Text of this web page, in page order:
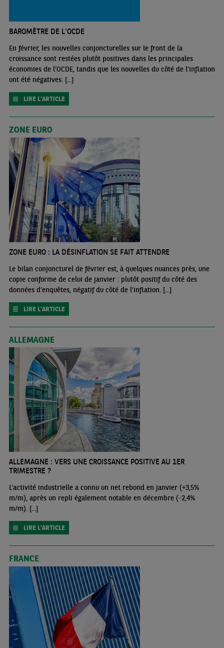
BAROMÈTRE DE L'OCDE
En février, les nouvelles conjoncturelles sur le front de la
croissance sont restées plutôt positives dans les principales
économies de l’OCDE, tandis que les nouvelles du côté de l’inflation
ont été négatives. [...]
LIRE L'ARTICLE
ZONE EURO
ZONE EURO : LA DÉSINFLATION SE FAIT ATTENDRE
Le bilan conjoncturel de février est, à quelques nuances près, une
copie conforme de celui de janvier : plutôt positif du côté des
données d’enquêtes, négatif du côté de l’inflation. [...]
LIRE L'ARTICLE
ALLEMAGNE
ALLEMAGNE : VERS UNE CROISSANCE POSITIVE AU 1ER
TRIMESTRE ?
L’activité industrielle a connu un net rebond en janvier (+3,5%
m/m), après un repli également notable en décembre (-2,4%
m/m). [...]
LIRE L'ARTICLE
FRANCE